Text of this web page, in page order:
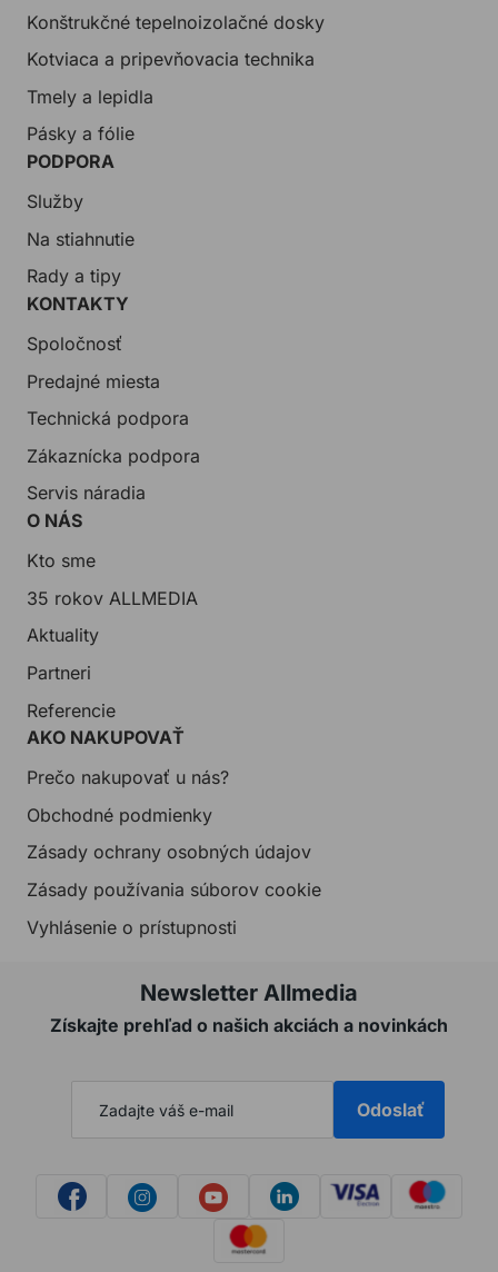
Konštrukčné tepelnoizolačné dosky
Kotviaca a pripevňovacia technika
Tmely a lepidla
Pásky a fólie
PODPORA
Služby
Na stiahnutie
Rady a tipy
KONTAKTY
Spoločnosť
Predajné miesta
Technická podpora
Zákaznícka podpora
Servis náradia
O NÁS
Kto sme
35 rokov ALLMEDIA
Aktuality
Partneri
Referencie
AKO NAKUPOVAŤ
Prečo nakupovať u nás?
Obchodné podmienky
Zásady ochrany osobných údajov
Zásady používania súborov cookie
Vyhlásenie o prístupnosti
Newsletter Allmedia
Získajte prehľad o našich akciách a novinkách
Odoslať